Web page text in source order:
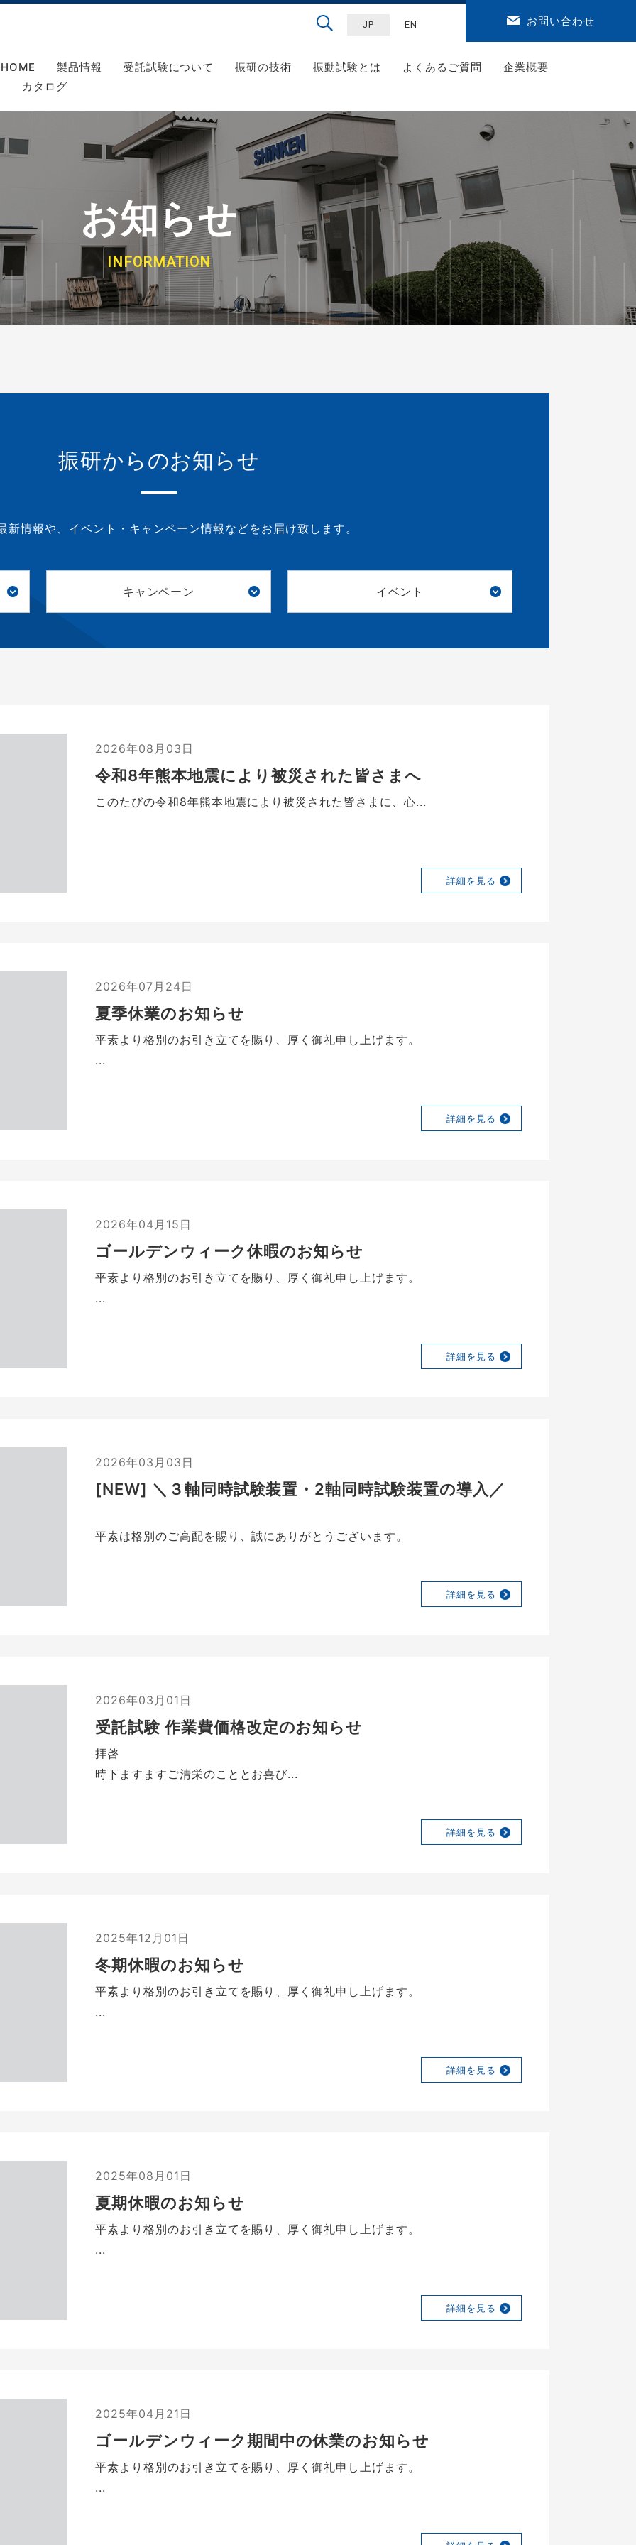
JP EN お問い合わせ
HOME 製品情報 受託試験について 振研の技術 振動試験とは よくあるご質問
企業概要
カタログ
お知らせ
INFORMATION
振研からのお知らせ
新情報や、イベント・キャンペーン情報などをお届け致します。
キャンペーン イベント
2026年08月03日
令和8年熊本地震により被災された皆さまへ
このたびの令和8年熊本地震により被災された皆さまに、心...
詳細を見る
2026年07月24日
夏季休業のお知らせ
平素より格別のお引き立てを賜り、厚く御礼申し上げます。
...
詳細を見る
2026年04月15日
ゴールデンウィーク休暇のお知らせ
平素より格別のお引き立てを賜り、厚く御礼申し上げます。
...
詳細を見る
2026年03月03日
[NEW] ＼３軸同時試験装置・2軸同時試験装置の導入／
平素は格別のご高配を賜り、誠にありがとうございます。
詳細を見る
2026年03月01日
受託試験 作業費価格改定のお知らせ
拝啓
時下ますますご清栄のこととお喜び...
詳細を見る
2025年12月01日
冬期休暇のお知らせ
平素より格別のお引き立てを賜り、厚く御礼申し上げます。
...
詳細を見る
2025年08月01日
夏期休暇のお知らせ
平素より格別のお引き立てを賜り、厚く御礼申し上げます。
...
詳細を見る
2025年04月21日
ゴールデンウィーク期間中の休業のお知らせ
平素より格別のお引き立てを賜り、厚く御礼申し上げます。
...